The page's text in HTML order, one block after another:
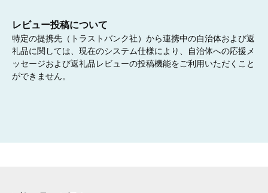
教育または文化の振興に関する事業
伝統工芸品である「出雲人形」を生んだ出雲地区を全国に発信
レビュー投稿について
特定の提携先（トラストバンク社）から連携中の自治体および返
礼品に関しては、現在のシステム仕様により、自治体への応援メ
ッセージおよび返礼品レビューの投稿機能をご利用いただくこと
ができません。